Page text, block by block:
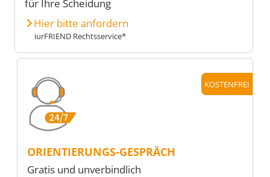
für Ihre Scheidung
Hier bitte anfordern
iurFRIEND Rechtsservice*
KOSTENFREI
ORIENTIERUNGS-GESPRÄCH
Gratis und unverbindlich